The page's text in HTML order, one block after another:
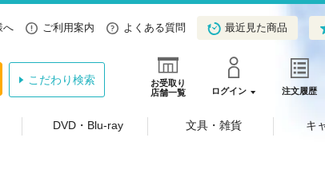
へ ご利用案内 よくある質問 最近見た商品
お受取り
店舗一覧
ログイン 注文履歴
こだわり検索
DVD・Blu-ray 文具・雑貨 キ